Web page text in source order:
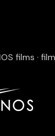
films ·